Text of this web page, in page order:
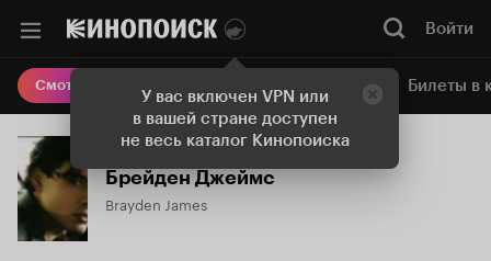
У вас включен VPN или
в вашей стране доступен
не весь каталог Кинопоиска
Войти
Смотреть кино Онлайн-кинотеатр Билеты в
Брейден Джеймс
Brayden James